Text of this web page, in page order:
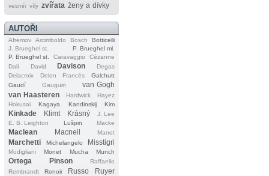
vesmír víly zvířata ženy a dívky
AUTOŘI
Afremov Arcimboldo Bosch
Botticelli
J. Brueghel st.
P. Brueghel ml.
P. Brueghel st.
Caravaggio
Cézanne
Dalí
David Davison
Degas
Delacroix
Delon Francés
Galchutt
Gaudí
Gauguin
van Gogh
van Haasteren
Hardwick
Hayez
Hokusai
Kagaya Kandinskij Kim
Kinkade Klimt Krásný
J. Lee
E. B. Leighton
Lušpin Macke
Maclean Macneil Manet
Marchetti Michelangelo Misstigri
Modigliani Monet Mucha Munch
Ortega Pinson
Raffaello
Rembrandt
Renoir Russo Ruyer